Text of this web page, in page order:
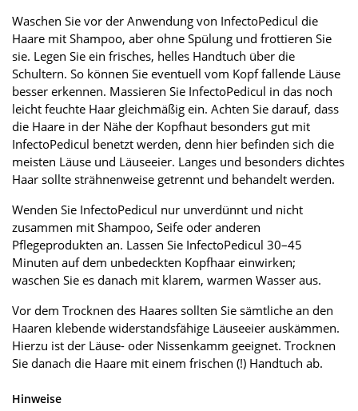
Waschen Sie vor der Anwendung von InfectoPedicul die
Haare mit Shampoo, aber ohne Spülung und frottieren Sie
sie. Legen Sie ein frisches, helles Handtuch über die
Schultern. So können Sie eventuell vom Kopf fallende Läuse
besser erkennen. Massieren Sie InfectoPedicul in das noch
leicht feuchte Haar gleichmäßig ein. Achten Sie darauf, dass
die Haare in der Nähe der Kopfhaut besonders gut mit
InfectoPedicul benetzt werden, denn hier befinden sich die
meisten Läuse und Läuseeier. Langes und besonders dichtes
Haar sollte strähnenweise getrennt und behandelt werden.
Wenden Sie InfectoPedicul nur unverdünnt und nicht
zusammen mit Shampoo, Seife oder anderen
Pflegeprodukten an. Lassen Sie InfectoPedicul 30–45
Minuten auf dem unbedeckten Kopfhaar einwirken;
waschen Sie es danach mit klarem, warmen Wasser aus.
Vor dem Trocknen des Haares sollten Sie sämtliche an den
Haaren klebende widerstandsfähige Läuseeier auskämmen.
Hierzu ist der Läuse- oder Nissenkamm geeignet. Trocknen
Sie danach die Haare mit einem frischen (!) Handtuch ab.
Hinweise